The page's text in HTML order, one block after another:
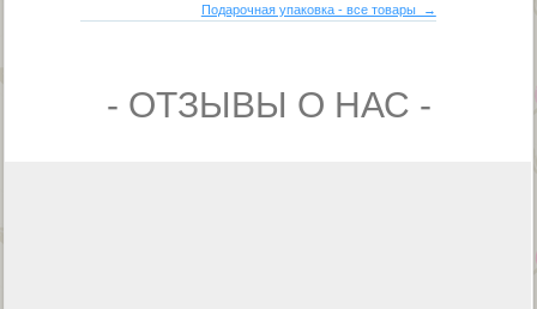
Подарочная упаковка - все товары →
- ОТЗЫВЫ О НАС -